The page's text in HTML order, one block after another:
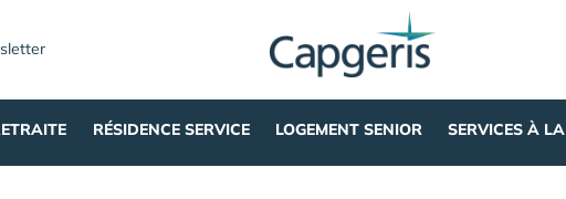
RÉSIDENCE SERVICE LOGEMENT SENIOR SERVICES À